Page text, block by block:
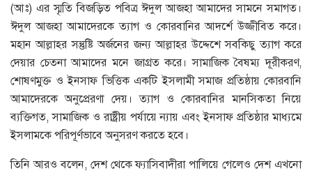
(আঃ) এর স্মৃতি বিজড়িত পবিত্র ঈদুল আজহা আমাদের সামনে সমাগত।
ঈদুল আজহা আমাদেরকে ত্যাগ ও কোরবানির আদর্শে উজ্জীবিত করে।
মহান আল্লাহর সন্তুষ্টি অর্জনের জন্য আল্লাহর উদ্দেশে সবকিছু ত্যাগ করে
দেয়ার চেতনা আমাদের মনে জাগ্রত করে। সামাজিক বৈষম্য দূরীকরণ,
শোষণমুক্ত ও ইনসাফ ভিত্তিক একটি ইসলামী সমাজ প্রতিষ্ঠায় কোরবানি
আমাদেরকে অনুপ্রেরণা দেয়। ত্যাগ ও কোরবানির মানসিকতা নিয়ে
ব্যক্তিগত, সামাজিক ও রাষ্ট্রীয় পর্যায়ে ন্যায় এবং ইনসাফ প্রতিষ্ঠার মাধ্যমে
ইসলামকে পরিপূর্ণভাবে অনুসরণ করতে হবে।
তিনি আরও বলেন, দেশ থেকে ফ্যাসিবাদীরা পালিয়ে গেলেও দেশ এখনো